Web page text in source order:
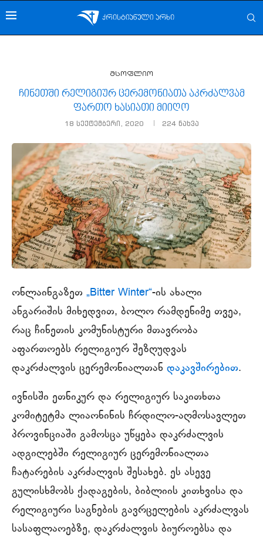
მსოფლიო
ჩინეთში რელიგიურ ცერემონიათა აკრძალვამ
ფართო ხასიათი მიიღო
18 სექტემბერი, 2020 224ნახვა
ონლაინგაზეთ „Bitter Winter“-ის ახალი
ანგარიშის მიხედვით, ბოლო რამდენიმე თვეა,
რაც ჩინეთის კომუნისტური მთავრობა
აფართოებს რელიგიურ შეზღუდვას
დაკრძალვის ცერემონიალთან დაკავშირებით.
ივნისში ეთნიკურ და რელიგიურ საკითხთა
კომიტეტმა ლიაონინის ჩრდილო-აღმოსავლეთ
პროვინციაში გამოსცა უწყება დაკრძალვის
ადგილებში რელიგიურ ცერემონიალთა
ჩატარების აკრძალვის შესახებ. ეს ასევე
გულისხმობს ქადაგების, ბიბლიის კითხვისა და
რელიგიური საგნების გავრცელების აკრძალვას
სასაფლაოებზე, დაკრძალვის ბიუროებსა და